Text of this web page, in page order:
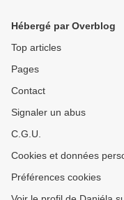
Hébergé par Overblog
Top articles
Pages
Contact
Signaler un abus
C.G.U.
Cookies et données
Préférences cookies